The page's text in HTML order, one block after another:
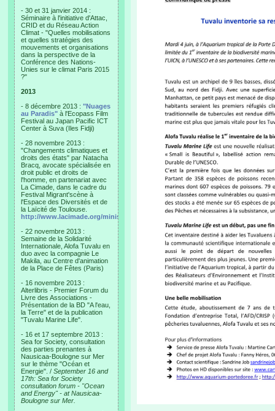
- 30 et 31 janvier 2014 :
Séminaire à l'initiative d'Attac,
CRID et du Réseau Action
Climat - "Quelles mobilisations
et quelles stratégies des
mouvements et organisations
dans la perspective de la
Conférence des Nations-
Unies sur le climat Paris 2015
?"
2013
- 8 décembre 2013 : "Nuages
au Paradis" à l'Ecopass Film
Festival au Japan Pacific ICT
Center à Suva (Iles Fidji)
- 28 novembre 2013 :
"Changements climatiques et
droits des états" par Natacha
Bracq, avocate spécialisée en
droit public et droits de
l'homme, en partenariat avec
La Cimade, dans le cadre du
Festival Migrant'scène à
l'Espace des Diversités et de
la Laïcité de Toulouse.
http://www.lacimade.org/minisites/migrantscene
- 22 novembre 2013 :
Semaine de la Solidarité
Internationale, Alofa Tuvalu en
duo avec la compagnie Le
Makila, au Centre d'animation
de la Place de Fêtes (Paris)
- 16 novembre 2013 :
Alterlibris - Premier Forum du
Livre des Associations -
Présentation de la BD "A l'eau,
la Terre" et de la publication
"Tuvalu Marine Life".
- 16 et 17 septembre 2013 :
Sea for Society, consultation
des parties prenantes à
Nausicaa-Boulogne sur Mer
sur le thème "Océan et
Energie". / September 16 and
17th: Sea for Society
consultation forum - "Ocean
and Energy" - at Nausicaa-
Boulogne sur Mer.